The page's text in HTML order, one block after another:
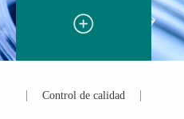
Control de calidad